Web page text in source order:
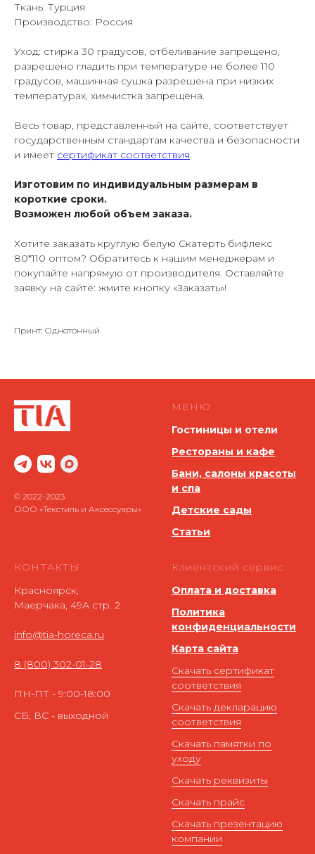
Ткань: Турция
Производство: Россия
Уход: стирка 30 градусов, отбеливание запрещено,
разрешено гладить при температуре не более 110
градусов, машинная сушка разрешена при низких
температурах, химчистка запрещена.
Весь товар, представленный на сайте, соответствует
государственным стандартам качества и безопасности
и имеет сертификат соответствия.
Изготовим по индивидуальным размерам в
короткие сроки.
Возможен любой объем заказа.
Хотите заказать круглую белую Скатерть бифлекс
80*110 оптом? Обратитесь к нашим менеджерам и
покупайте напрямую от производителя. Оставляйте
заявку на сайте: жмите кнопку «Заказать»!
Принт: Однотонный
© 2022-2023
ООО «Текстиль и Аксессуары»
МЕНЮ
Гостиницы и отели
Рестораны и кафе
Бани, салоны красоты
и спа
Детские сады
Статьи
КОНТАКТЫ
Красноярск,
Маерчака, 49А стр. 2
info@tia-horeca.ru
8 (800) 302-01-28
ПН-ПТ - 9:00-18:00
СБ, ВС - выходной
Клиентский сервис
Оплата и доставка
Политика
конфиденциальности
Карта сайта
Скачать сертификат
соответствия
Скачать декларацию
соответствия
Скачать памятки по
уходу
Скачать реквизиты
Скачать прайс
Скачать презентацию
компании